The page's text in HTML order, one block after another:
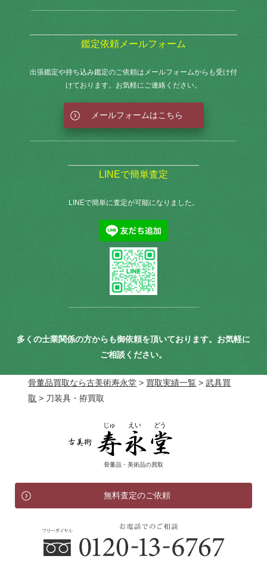
鑑定依頼メールフォーム
出張鑑定や持ち込み鑑定のご依頼はメールフォームからも受け付
けております。お気軽にご連絡ください。
メールフォームはこちら
LINEで簡単査定
LINEで簡単に査定が可能になりました。
多くの士業関係の方からも御依頼を頂いております。お気軽に
ご相談ください。
骨董品買取なら古美術寿永堂 > 買取実績一覧 >武具買
取 > 刀装具・拵買取
骨董品・美術品の買取
無料査定のご依頼